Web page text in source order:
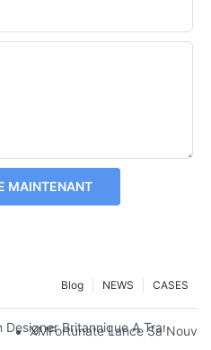
MAINTENANT
CASES
NEWS
Blog
Britannique A
XMFortunate Lance Sa